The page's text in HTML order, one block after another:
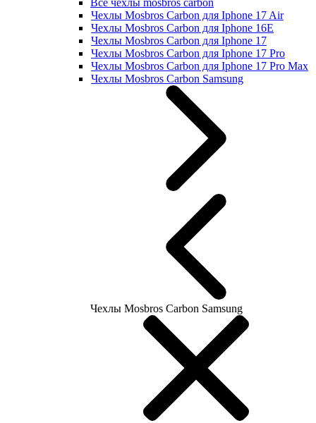
Все чехлы mosbros carbon
Чехлы Mosbros Carbon для Iphone 17 Air
Чехлы Mosbros Carbon для Iphone 16E
Чехлы Mosbros Carbon для Iphone 17
Чехлы Mosbros Carbon для Iphone 17 Pro
Чехлы Mosbros Carbon для Iphone 17 Pro Max
Чехлы Mosbros Carbon Samsung
Чехлы Mosbros Carbon Samsung